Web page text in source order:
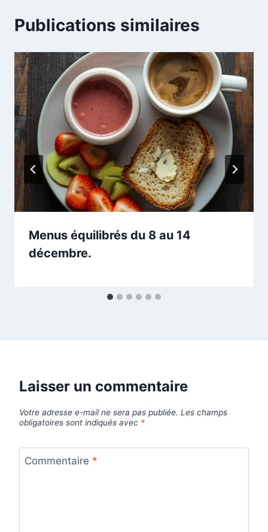
Publications similaires
Menus équilibrés du 8 au 14
décembre.
Laisser un commentaire
Votre adresse e-mail ne sera pas publiée. Les champs
obligatoires sont indiqués avec *
Commentaire *